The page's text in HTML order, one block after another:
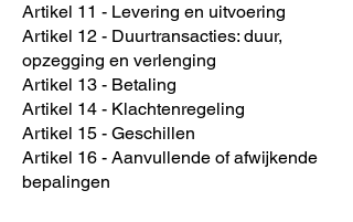
Artikel 11 - Levering en uitvoering
Artikel 12 - Duurtransacties: duur,
opzegging en verlenging
Artikel 13 - Betaling
Artikel 14 - Klachtenregeling
Artikel 15 - Geschillen
Artikel 16 - Aanvullende of afwijkende
bepalingen